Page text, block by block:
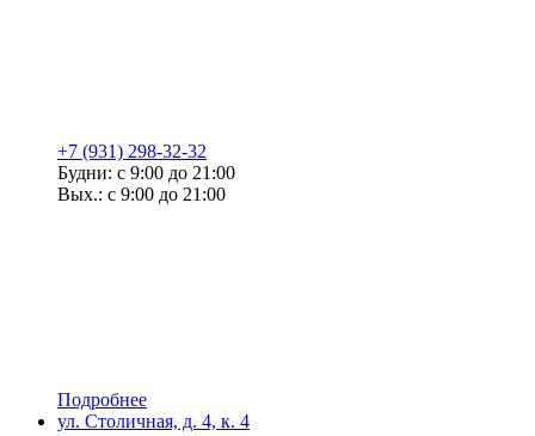
+7 (931) 298-32-32
Будни: с 9:00 до 21:00
Вых.: с 9:00 до 21:00
Подробнее
ул. Столичная, д. 4, к. 4